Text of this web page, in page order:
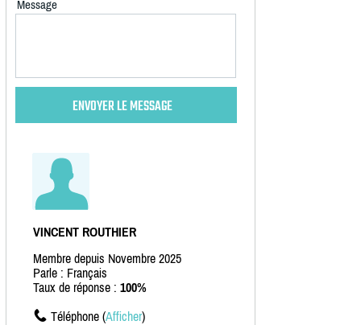
Message
VINCENT ROUTHIER
Membre depuis Novembre 2025
Parle : Français
Taux de réponse : 100%
Téléphone (Afficher)